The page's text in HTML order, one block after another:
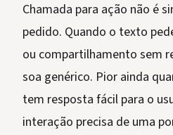
Chamada para ação não é
pedido. Quando o texto
ou compartilhamento sem
soa genérico. Pior ainda
tem resposta fácil para o
interação precisa de uma